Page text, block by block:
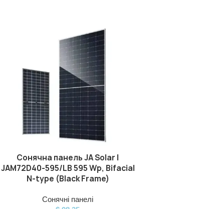
ДОДАТИ В КОШИК
Сонячна панель JA Solar |
JAM72D40-595/LB 595 Wp, Bifacial
N-type (Black Frame)
Сонячні панелі